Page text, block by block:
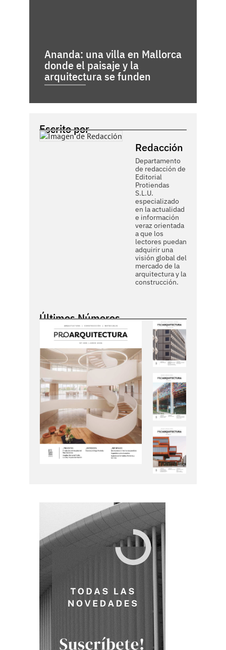
Ananda: una villa en Mallorca
donde el paisaje y la
arquitectura se funden
Escrito por
Redacción
Departamento
de redacción de
Editorial
Protiendas
S.L.U.
especializado
en la actualidad
e información
veraz orientada
a que los
lectores puedan
adquirir una
visión global del
mercado de la
arquitectura y la
construcción.
Últimos Números